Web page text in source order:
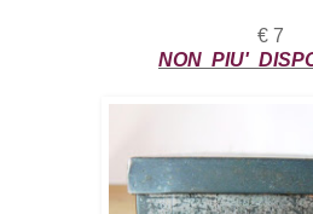
€ 7
NON PIU'